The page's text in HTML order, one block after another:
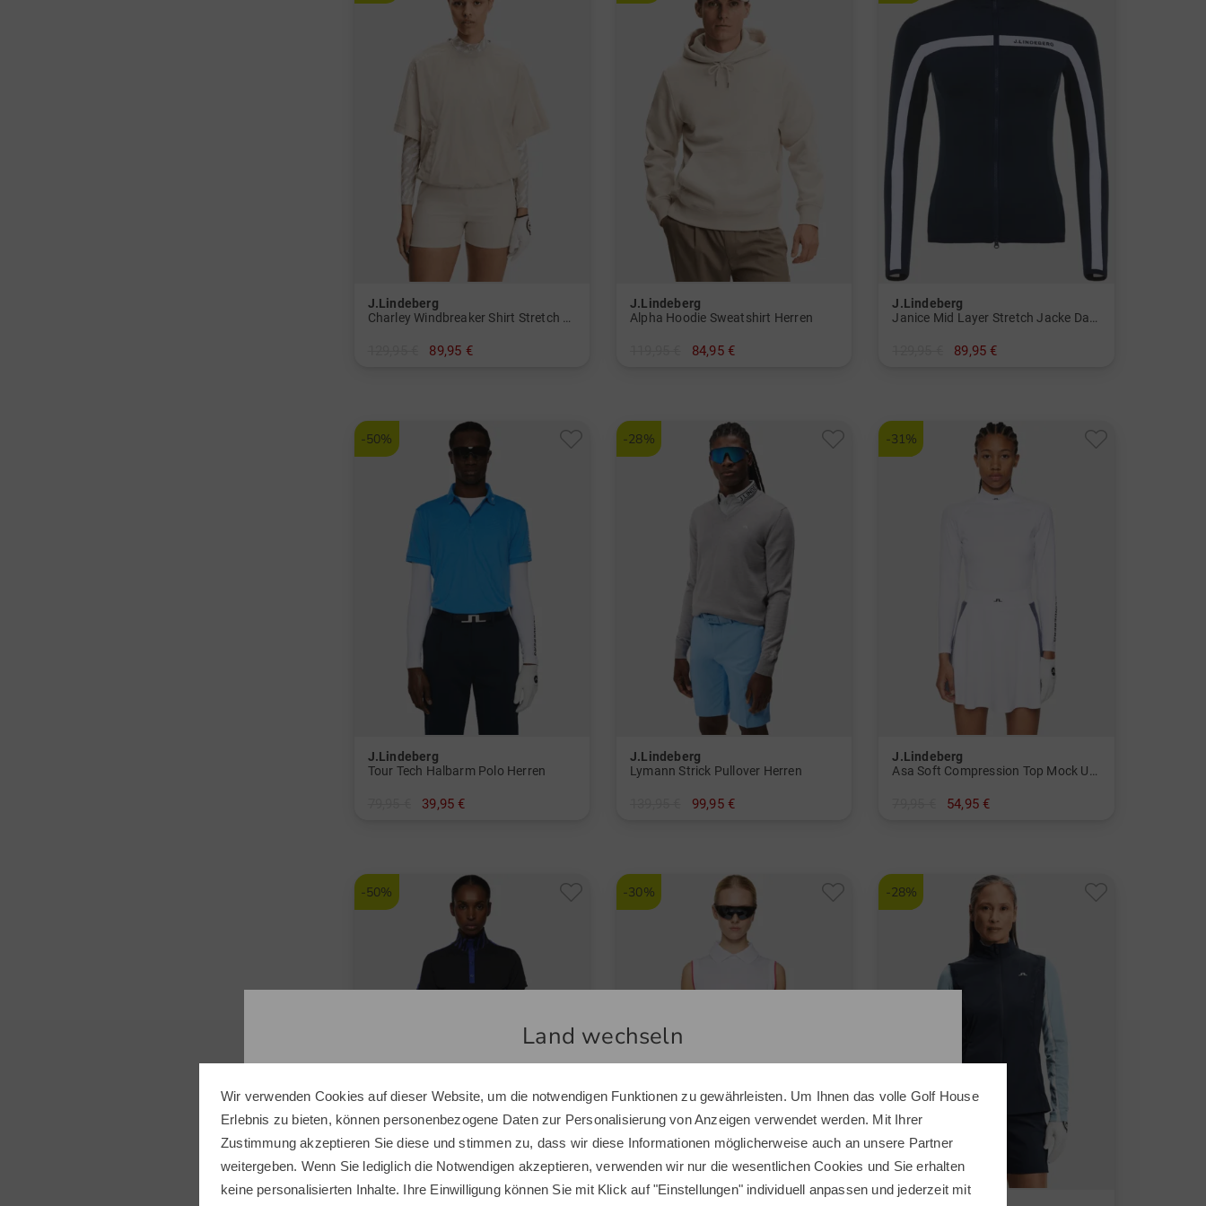
J.Lindeberg
89,95 €
J.Lindeberg
Alpha Hoodie Sweatshirt Herren
84,95 €
J.Lindeberg
89,95 €
-50%
J.Lindeberg
Tour Tech Halbarm Polo Herren
39,95 €
-28%
J.Lindeberg
Lymann Strick Pullover Herren
99,95 €
-31%
J.Lindeberg
54,95 €
-50% -30% -28%
Land wechseln
Sie scheinen sich in einem anderen Land zu befinden.
Möchten Sie den Golf House Shop wechseln?
Wir verwenden Cookies auf dieser Website, um die notwendigen Funktionen zu gewährleisten. Um Ihnen das volle Golf House
Erlebnis zu bieten, können personenbezogene Daten zur Personalisierung von Anzeigen verwendet werden. Mit Ihrer
Zustimmung akzeptieren Sie diese und stimmen zu, dass wir diese Informationen möglicherweise auch an unsere Partner
weitergeben. Wenn Sie lediglich die Notwendigen akzeptieren, verwenden wir nur die wesentlichen Cookies und Sie erhalten
keine personalisierten Inhalte. Ihre Einwilligung können Sie mit Klick auf "Einstellungen" individuell anpassen und jederzeit mit